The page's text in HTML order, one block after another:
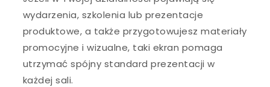
wydarzenia, szkolenia lub prezentacje
produktowe, a także przygotowujesz materiały
promocyjne i wizualne, taki ekran pomaga
utrzymać spójny standard prezentacji w
każdej sali.